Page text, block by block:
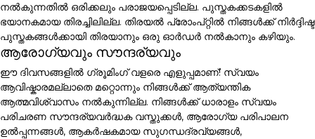
നൽകുന്നതിൽ ഒരിക്കലും പരാജയപ്പെടില്ല. പുസ്തകക്കടകളിൽ
ഭയാനകമായ തിരച്ചിലില്ല. തിരയൽ പ്രോംപ്റ്റിൽ നിങ്ങൾക്ക് നിർദ്ദിഷ്ട
പുസ്തകങ്ങൾക്കായി തിരയാനും ഒരു ഓർഡർ നൽകാനും കഴിയും.
ആരോഗ്യവും സൗന്ദര്യവും
ഈ ദിവസങ്ങളിൽ ഗ്രൂമിംഗ് വളരെ എളുപ്പമാണ്! സ്വയം
ആവിഷ്കാരമല്ലാതെ മറ്റൊന്നും നിങ്ങൾക്ക് ആത്യന്തിക
ആത്മവിശ്വാസം നൽകുന്നില്ല. നിങ്ങൾക്ക് ധാരാളം സ്വയം
പരിചരണ സൗന്ദര്യവർദ്ധക വസ്തുക്കൾ, ആരോഗ്യ പരിപാലന
ഉൽപ്പന്നങ്ങൾ, ആകർഷകമായ സുഗന്ധദ്രവ്യങ്ങൾ,